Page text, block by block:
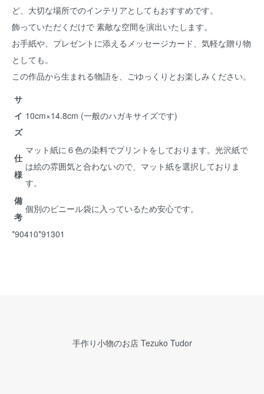
ど、大切な場所でのインテリアとしてもおすすめです。
飾っていただくだけで 素敵な空間を演出いたします。
お手紙や、プレゼントに添えるメッセージカード、気軽な贈り物
としても。
この作品から生まれる物語を、ごゆっくりとお楽しみください。
サ
イ
ズ
10cm×14.8cm (一般のハガキサイズです)
仕
様
マット紙に６色の染料でプリントをしております。光沢紙で
は絵の雰囲気と合わないので、マット紙を選択しておりま
す。
備
考
個別のビニール袋に入っているため安心です。
*90410*91301
手作り小物のお店 Tezuko Tudor